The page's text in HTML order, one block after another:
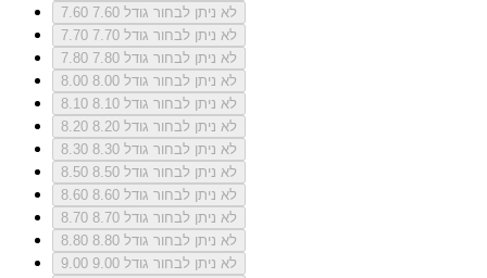
7.60
לא ניתן לבחור גודל 7.60
7.70
לא ניתן לבחור גודל 7.70
7.80
לא ניתן לבחור גודל 7.80
8.00
לא ניתן לבחור גודל 8.00
8.10
לא ניתן לבחור גודל 8.10
8.20
לא ניתן לבחור גודל 8.20
8.30
לא ניתן לבחור גודל 8.30
8.50
לא ניתן לבחור גודל 8.50
8.60
לא ניתן לבחור גודל 8.60
8.70
לא ניתן לבחור גודל 8.70
8.80
לא ניתן לבחור גודל 8.80
9.00
לא ניתן לבחור גודל 9.00